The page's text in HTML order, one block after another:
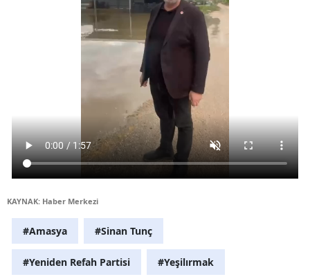
KAYNAK: Haber Merkezi
#Amasya #Sinan Tunç
#Yeniden Refah Partisi #Yeşilırmak